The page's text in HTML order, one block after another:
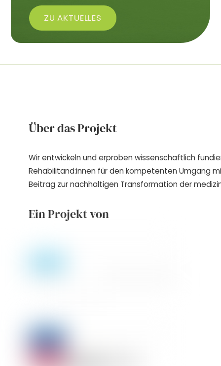
ZU AKTUELLES
Über das Projekt
Wir entwickeln und erproben wissenschaftlich
Rehabilitand:innen für den kompetenten Umgang
Beitrag zur nachhaltigen Transformation der
Ein Projekt von